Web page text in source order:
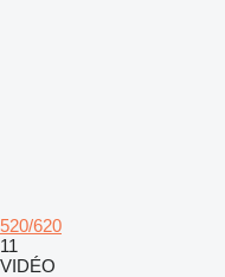
520/620
11
VIDÉO